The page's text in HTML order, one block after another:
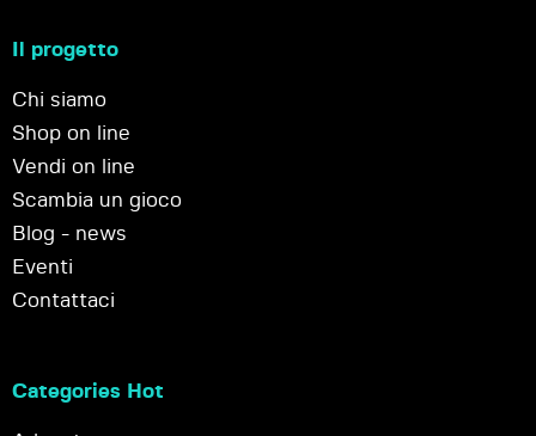
Il progetto
Chi siamo
Shop on line
Vendi on line
Scambia un gioco
Blog - news
Eventi
Contattaci
Categories Hot